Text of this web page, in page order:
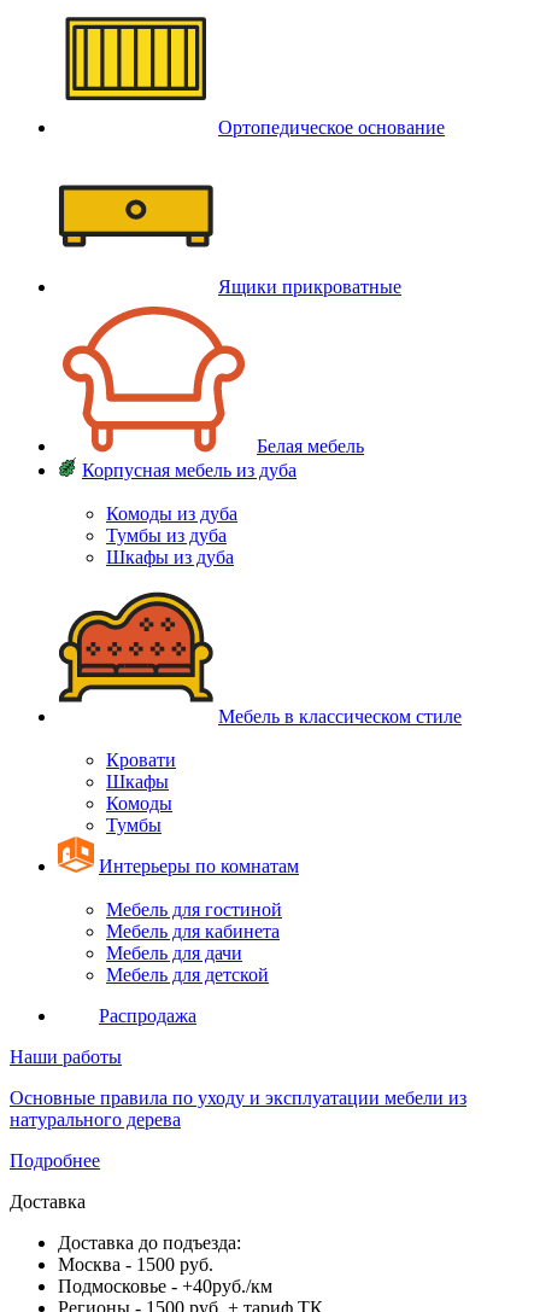
Ортопедическое основание
Ящики прикроватные
Белая мебель
Корпусная мебель из дуба
Комоды из дуба
Тумбы из дуба
Шкафы из дуба
Мебель в классическом стиле
Кровати
Шкафы
Комоды
Тумбы
Интерьеры по комнатам
Мебель для гостиной
Мебель для кабинета
Мебель для дачи
Мебель для детской
Распродажа
Наши работы
Основные правила по уходу и эксплуатации мебели из
натурального дерева
Подробнее
Доставка
Доставка до подъезда:
Москва - 1500 руб.
Подмосковье - +40руб./км
Регионы - 1500 руб. + тариф ТК